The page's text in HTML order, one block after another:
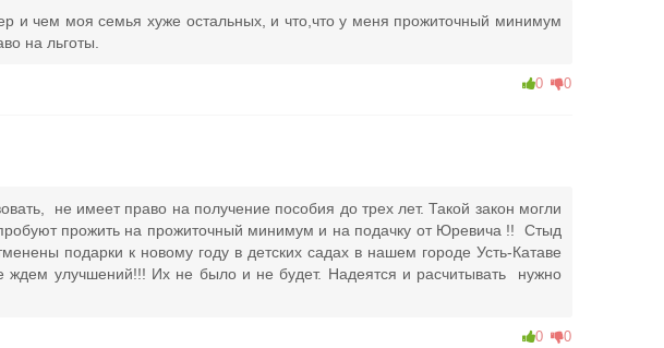
и чем моя семья хуже остальных, и что,что у меня прожиточный минимум
на льготы.
0 0
не имеет право на получение пособия до трех лет. Такой закон могли
прожить на прожиточный минимум и на подачку от Юревича !! Стыд
подарки к новому году в детских садах в нашем городе Усть-Катаве
ждем улучшений!!! Их не было и не будет. Надеятся и расчитывать нужно
0 0